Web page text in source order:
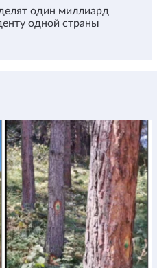
один миллиард
одной страны